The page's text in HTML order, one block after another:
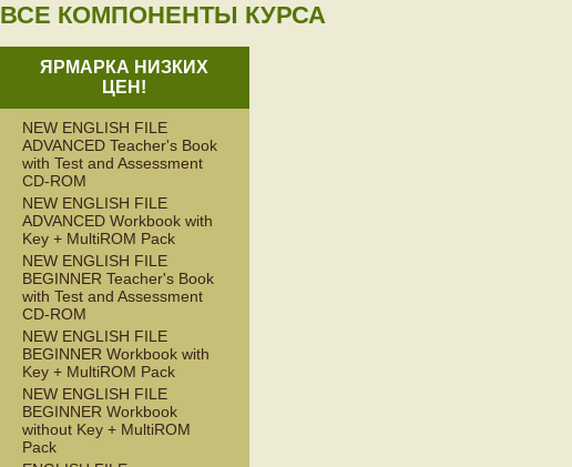
ВСЕ КОМПОНЕНТЫ КУРСА
ЯРМАРКА НИЗКИХ
ЦЕН!
NEW ENGLISH FILE
ADVANCED Teacher's Book
with Test and Assessment
CD-ROM
NEW ENGLISH FILE
ADVANCED Workbook with
Key + MultiROM Pack
NEW ENGLISH FILE
BEGINNER Teacher's Book
with Test and Assessment
CD-ROM
NEW ENGLISH FILE
BEGINNER Workbook with
Key + MultiROM Pack
NEW ENGLISH FILE
BEGINNER Workbook
without Key + MultiROM
Pack